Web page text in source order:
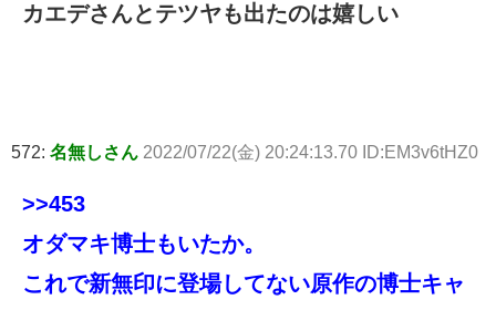
カエデさんとテツヤも出たのは嬉しい
572: 名無しさん 2022/07/22(金) 20:24:13.70 ID:EM3v6tHZ0
>>453
オダマキ博士もいたか。
これで新無印に登場してない原作の博士キャ